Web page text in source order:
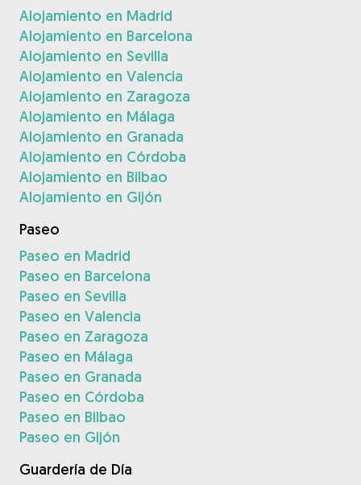
Alojamiento en Madrid
Alojamiento en Barcelona
Alojamiento en Sevilla
Alojamiento en Valencia
Alojamiento en Zaragoza
Alojamiento en Málaga
Alojamiento en Granada
Alojamiento en Córdoba
Alojamiento en Bilbao
Alojamiento en Gijón
Paseo
Paseo en Madrid
Paseo en Barcelona
Paseo en Sevilla
Paseo en Valencia
Paseo en Zaragoza
Paseo en Málaga
Paseo en Granada
Paseo en Córdoba
Paseo en Bilbao
Paseo en Gijón
Guardería de Día